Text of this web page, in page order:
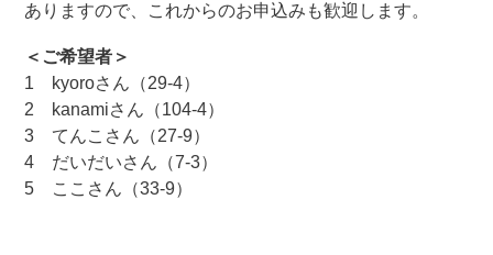
ありますので、これからのお申込みも歓迎します。
＜ご希望者＞
1 kyoroさん（29-4）
2 kanamiさん（104-4）
3 てんこさん（27-9）
4 だいだいさん（7-3）
5 ここさん（33-9）